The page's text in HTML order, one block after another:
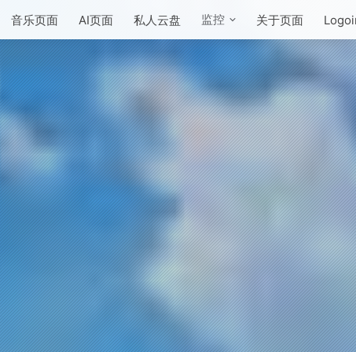
音乐页面 AI页面 私人云盘 监控 关于页面